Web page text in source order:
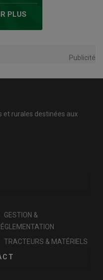
PLUS
Publicité
et rurales destinées aux
GESTION &
TRACTEURS & MATÉRIELS